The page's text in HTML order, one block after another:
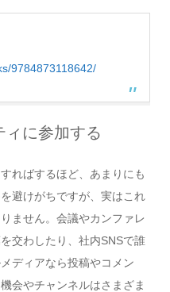
9784873118642/
ィに参加する
ればするほど、あまりにも
避けがちですが、実はこれ
ません。会議やカンファレ
交わしたり、社内SNSで誰
ディアなら投稿やコメン
会やチャンネルはさまざま